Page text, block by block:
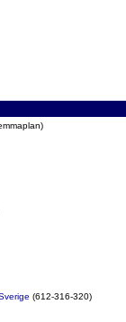
(612-316-320)